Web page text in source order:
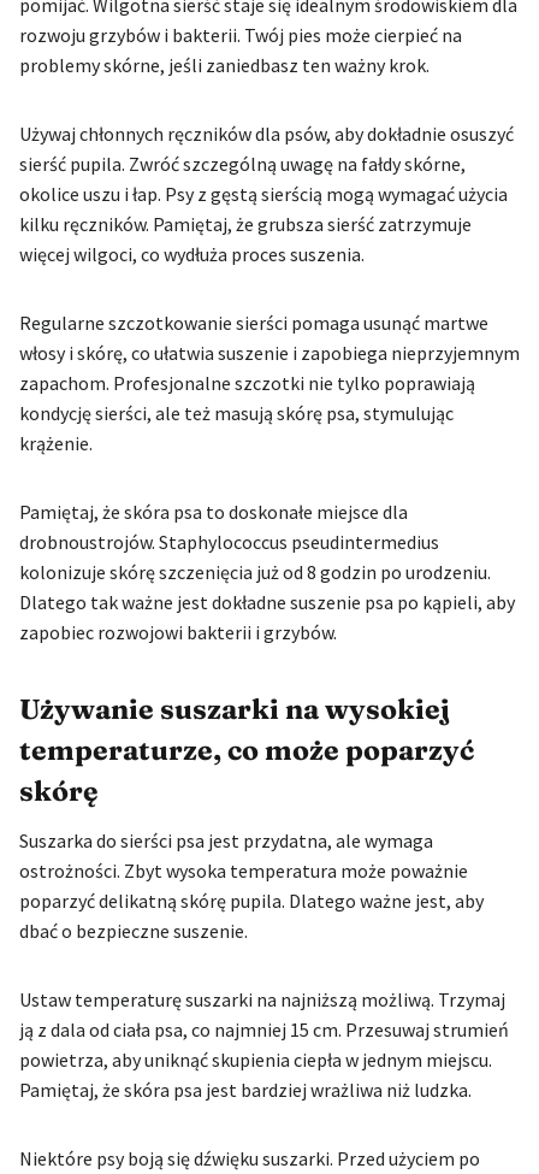
rozwoju grzybów i bakterii. Twój pies może cierpieć na
problemy skórne, jeśli zaniedbasz ten ważny krok.
Używaj chłonnych ręczników dla psów, aby dokładnie osuszyć
sierść pupila. Zwróć szczególną uwagę na fałdy skórne,
okolice uszu i łap. Psy z gęstą sierścią mogą wymagać użycia
kilku ręczników. Pamiętaj, że grubsza sierść zatrzymuje
więcej wilgoci, co wydłuża proces suszenia.
Regularne szczotkowanie sierści pomaga usunąć martwe
włosy i skórę, co ułatwia suszenie i zapobiega nieprzyjemnym
zapachom. Profesjonalne szczotki nie tylko poprawiają
kondycję sierści, ale też masują skórę psa, stymulując
krążenie.
Pamiętaj, że skóra psa to doskonałe miejsce dla
drobnoustrojów. Staphylococcus pseudintermedius
kolonizuje skórę szczenięcia już od 8 godzin po urodzeniu.
Dlatego tak ważne jest dokładne suszenie psa po kąpieli, aby
zapobiec rozwojowi bakterii i grzybów.
Używanie suszarki na wysokiej
temperaturze, co może poparzyć
skórę
Suszarka do sierści psa jest przydatna, ale wymaga
ostrożności. Zbyt wysoka temperatura może poważnie
poparzyć delikatną skórę pupila. Dlatego ważne jest, aby
dbać o bezpieczne suszenie.
Ustaw temperaturę suszarki na najniższą możliwą. Trzymaj
ją z dala od ciała psa, co najmniej 15 cm. Przesuwaj strumień
powietrza, aby uniknąć skupienia ciepła w jednym miejscu.
Pamiętaj, że skóra psa jest bardziej wrażliwa niż ludzka.
Niektóre psy boją się dźwięku suszarki. Przed użyciem po